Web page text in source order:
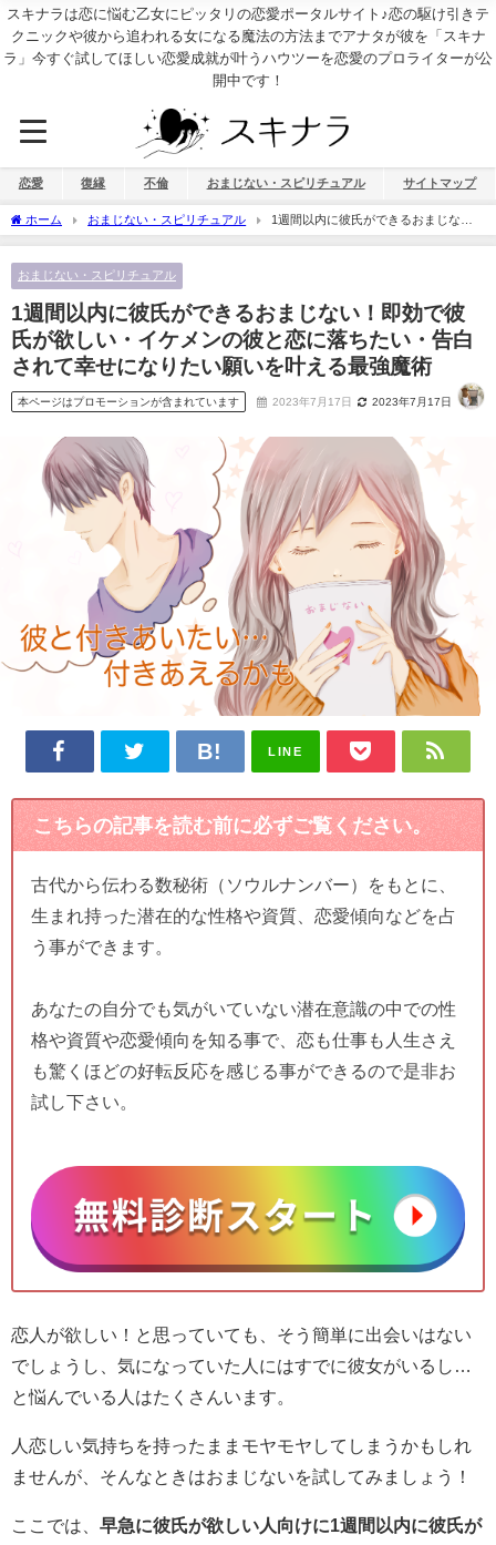
スキナラは恋に悩む乙女にピッタリの恋愛ポータルサイト♪恋の駆け引きテ
クニックや彼から追われる女になる魔法の方法までアナタが彼を「スキナ
ラ」今すぐ試してほしい恋愛成就が叶うハウツーを恋愛のプロライターが公
開中です！
恋愛 復縁 不倫 おまじない・スピリチュアル サイトマップ
ホーム おまじない・スピリチュアル
1週間以内に彼氏ができるおまじな
い！即効で彼氏が欲しい・イケメンの彼と恋に落ちたい・告白されて幸せになりたい
おまじない・スピリチュアル
1週間以内に彼氏ができるおまじない！即効で彼
氏が欲しい・イケメンの彼と恋に落ちたい・告白
されて幸せになりたい願いを叶える最強魔術
本ページはプロモーションが含まれています 2023年7月17日 2023年7月17日
LINE
こちらの記事を読む前に必ずご覧ください。
古代から伝わる数秘術（ソウルナンバー）をもとに、
生まれ持った潜在的な性格や資質、恋愛傾向などを占
う事ができます。
あなたの自分でも気がいていない潜在意識の中での性
格や資質や恋愛傾向を知る事で、恋も仕事も人生さえ
も驚くほどの好転反応を感じる事ができるので是非お
試し下さい。
恋人が欲しい！と思っていても、そう簡単に出会いはない
でしょうし、気になっていた人にはすでに彼女がいるし…
と悩んでいる人はたくさんいます。
人恋しい気持ちを持ったままモヤモヤしてしまうかもしれ
ませんが、そんなときはおまじないを試してみましょう！
ここでは、 早急に彼氏が欲しい人向けに1週間以内に彼氏が